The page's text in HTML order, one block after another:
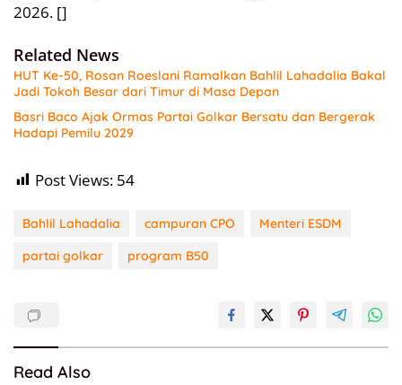
2026. []
Related News
HUT Ke-50, Rosan Roeslani Ramalkan Bahlil Lahadalia Bakal
Jadi Tokoh Besar dari Timur di Masa Depan
Basri Baco Ajak Ormas Partai Golkar Bersatu dan Bergerak
Hadapi Pemilu 2029
Post Views: 54
Bahlil Lahadalia campuran CPO
Menteri ESDM
partai golkar
program B50
Read Also